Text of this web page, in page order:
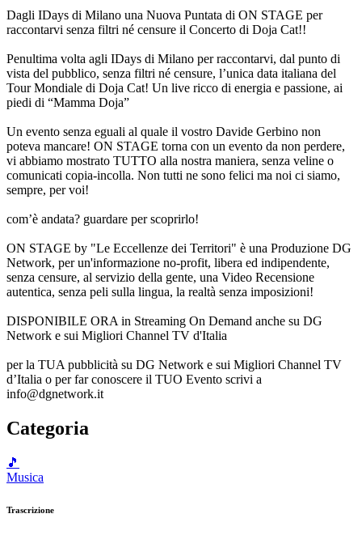
Dagli IDays di Milano una Nuova Puntata di ON STAGE per
raccontarvi senza filtri né censure il Concerto di Doja Cat!!
Penultima volta agli IDays di Milano per raccontarvi, dal punto di
vista del pubblico, senza filtri né censure, l’unica data italiana del
Tour Mondiale di Doja Cat! Un live ricco di energia e passione, ai
piedi di “Mamma Doja”
Un evento senza eguali al quale il vostro Davide Gerbino non
poteva mancare! ON STAGE torna con un evento da non perdere,
vi abbiamo mostrato TUTTO alla nostra maniera, senza veline o
comunicati copia-incolla. Non tutti ne sono felici ma noi ci siamo,
sempre, per voi!
com’è andata? guardare per scoprirlo!
ON STAGE by "Le Eccellenze dei Territori" è una Produzione DG
Network, per un'informazione no-profit, libera ed indipendente,
senza censure, al servizio della gente, una Video Recensione
autentica, senza peli sulla lingua, la realtà senza imposizioni!
DISPONIBILE ORA in Streaming On Demand anche su DG
Network e sui Migliori Channel TV d'Italia
per la TUA pubblicità su DG Network e sui Migliori Channel TV
d’Italia o per far conoscere il TUO Evento scrivi a
info@dgnetwork.it
Categoria
🎵
Musica
Trascrizione